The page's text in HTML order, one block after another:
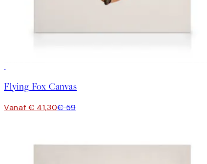
Flying Fox Canvas
Vanaf € 41,30€ 59